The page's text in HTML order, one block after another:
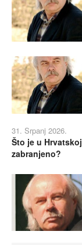
31. Srpanj 2026.
Što je u
zabranjeno?